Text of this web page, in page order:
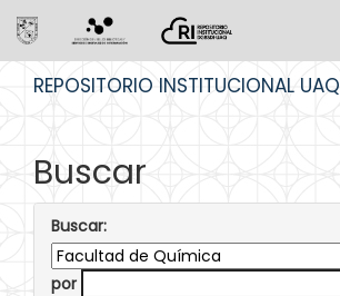
REPOSITORIO INSTITUCIONAL UAQ
Buscar
Buscar:
por